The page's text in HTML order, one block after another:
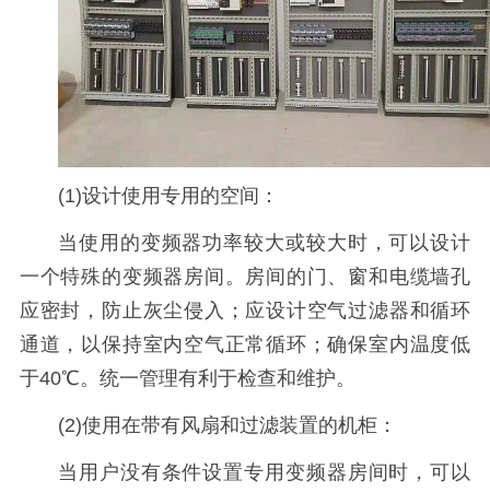
(1)设计使用专用的空间：
当使用的变频器功率较大或较大时，可以设计
一个特殊的变频器房间。房间的门、窗和电缆墙孔
应密封，防止灰尘侵入；应设计空气过滤器和循环
通道，以保持室内空气正常循环；确保室内温度低
于40℃。统一管理有利于检查和维护。
(2)使用在带有风扇和过滤装置的机柜：
当用户没有条件设置专用变频器房间时，可以